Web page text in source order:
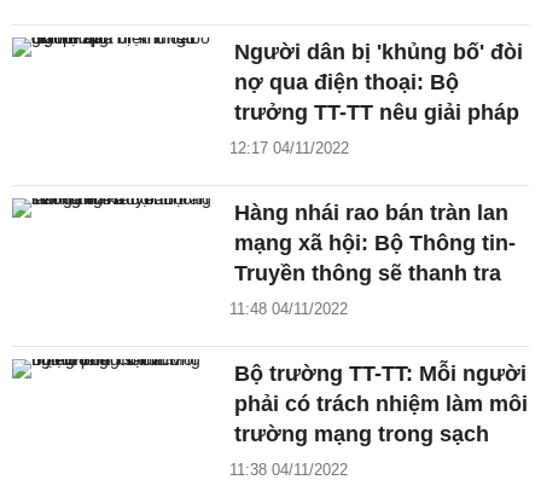
Người dân bị 'khủng bố' đòi
nợ qua điện thoại: Bộ
trưởng TT-TT nêu giải pháp
12:17 04/11/2022
Hàng nhái rao bán tràn lan
mạng xã hội: Bộ Thông tin-
Truyền thông sẽ thanh tra
11:48 04/11/2022
Bộ trường TT-TT: Mỗi người
phải có trách nhiệm làm môi
trường mạng trong sạch
11:38 04/11/2022